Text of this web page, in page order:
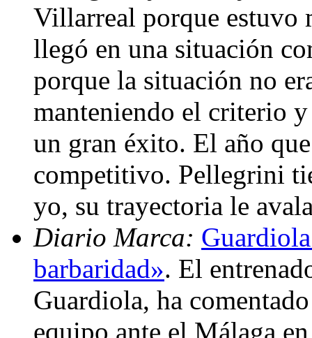
Villarreal porque estuvo
llegó en una situación
porque la situación no
manteniendo el criterio
un gran éxito. El año
competitivo. Pellegrini
yo, su trayectoria le
Diario Marca:
barbaridad». El
Guardiola, ha
equipo ante el Málaga